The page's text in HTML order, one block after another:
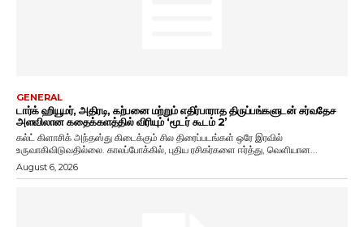
GENERAL
டார்க் ஹியூமர், அதிரடி, கற்பனை மற்றும் எதிர்பாராத திருப்பங்களுடன் சர்வதேச
அளவிலான கதைக்களத்தில் விரியும் ‘மூடர் கூடம் 2’
கல்ட் கிளாசிக் அந்தஸ்து கிடைக்கும் சில திரைப்படங்கள் ஒரே இரவில்
உருவாகிவிடுவதில்லை. காலப்போக்கில், புதிய ரசிகர்களை ஈர்த்து, வெளியான...
August 6, 2026